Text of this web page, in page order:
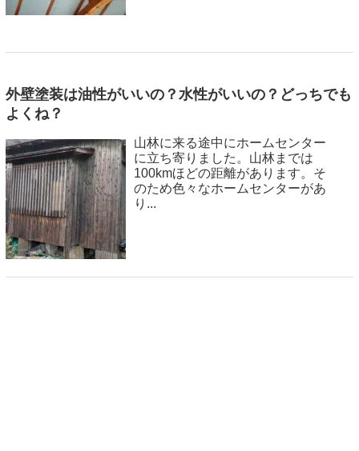
外壁塗装は油性がいいの？水性がいいの？どっちでも
よくね？
山林に来る途中にホームセンター
に立ち寄りました。山林までは
100kmほどの距離があります。そ
のため色々なホームセンターがあ
り...